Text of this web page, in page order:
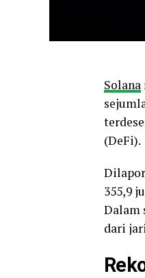
Solana
(DeFi).
355,9
Dalam
dari